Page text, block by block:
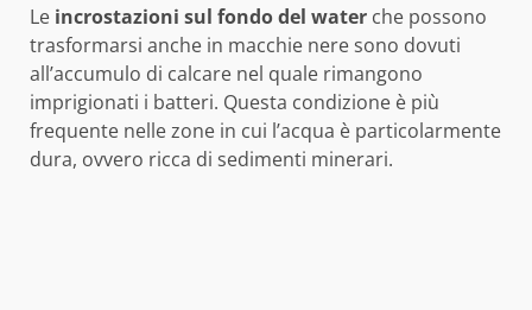
Le incrostazioni sul fondo del water che possono
trasformarsi anche in macchie nere sono dovuti
all’accumulo di calcare nel quale rimangono
imprigionati i batteri. Questa condizione è più
frequente nelle zone in cui l’acqua è particolarmente
dura, ovvero ricca di sedimenti minerari.